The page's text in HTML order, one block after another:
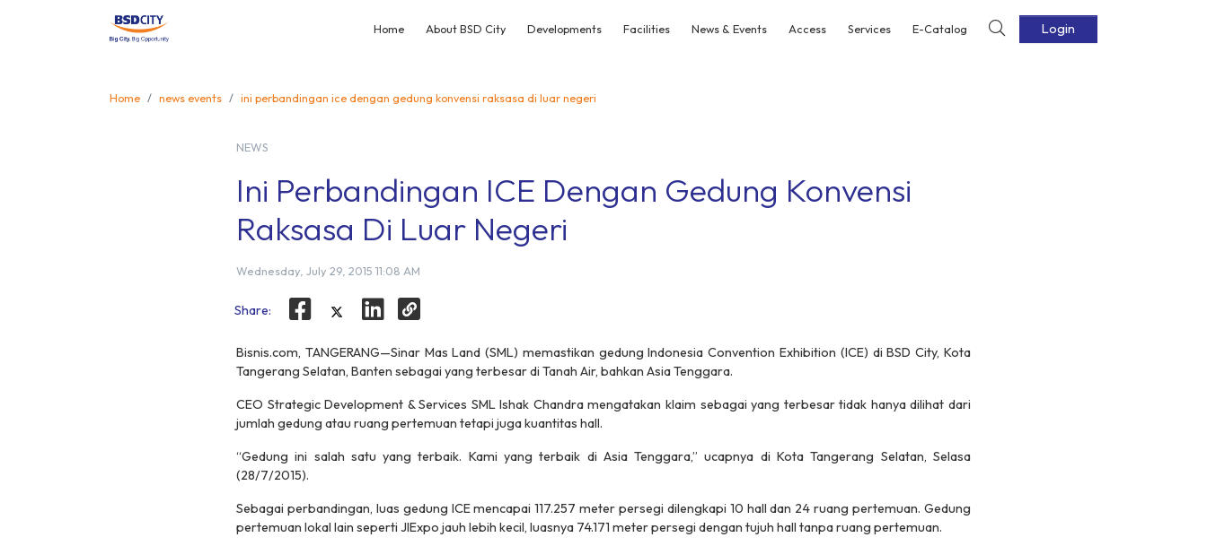
Home About BSD City Developments Facilities News & Events Access Services E-Catalog Login
Home news events ini perbandingan ice dengan gedung konvensi raksasa di luar negeri
NEWS
Ini Perbandingan ICE Dengan Gedung Konvensi
Raksasa Di Luar Negeri
Wednesday, July 29, 2015 11:08 AM
Share:
Bisnis.com, TANGERANG—Sinar Mas Land (SML) memastikan gedung Indonesia Convention Exhibition (ICE) di BSD City, Kota
Tangerang Selatan, Banten sebagai yang terbesar di Tanah Air, bahkan Asia Tenggara.
CEO Strategic Development & Services SML Ishak Chandra mengatakan klaim sebagai yang terbesar tidak hanya dilihat dari
jumlah gedung atau ruang pertemuan tetapi juga kuantitas hall.
“Gedung ini salah satu yang terbaik. Kami yang terbaik di Asia Tenggara,” ucapnya di Kota Tangerang Selatan, Selasa
(28/7/2015).
Sebagai perbandingan, luas gedung ICE mencapai 117.257 meter persegi dilengkapi 10 hall dan 24 ruang pertemuan. Gedung
pertemuan lokal lain seperti JIExpo jauh lebih kecil, luasnya 74.171 meter persegi dengan tujuh hall tanpa ruang pertemuan.